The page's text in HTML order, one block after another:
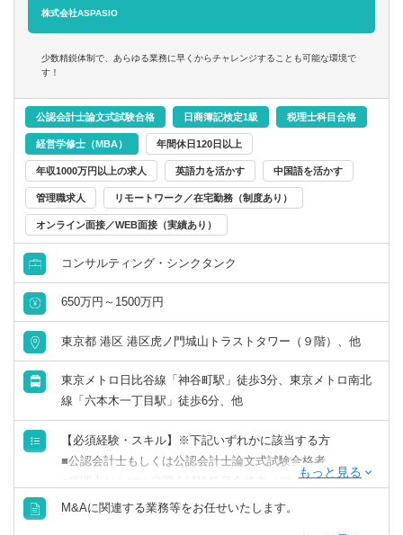
・M＆Aにおける買収後統合（PMI）支援業務
・事業再生支援業務（金融機関調整・事業計画策定・支援
大まかに3つに分けられた業務を幅広くご担当頂きます。
勤務地はご希望に応じて対応いたします（希望が無い限り
原則転勤はございません）
試験勉強中の方は働く時間や業務量を調整いたしますの
で、遠慮なくお申し付けください！
株式会社ASPASIO
少数精鋭体制で、あらゆる業務に早くからチャレンジすることも可能な環境で
す！
公認会計士論文式試験合格 日商簿記検定1級 税理士科目合格
経営学修士（MBA） 年間休日120日以上
年収1000万円以上の求人 英語力を活かす 中国語を活かす
管理職求人 リモートワーク／在宅勤務（制度あり）
オンライン面接／WEB面接（実績あり）
コンサルティング・シンクタンク
650万円～1500万円
東京都 港区 港区虎ノ門城山トラストタワー（９階）、他
東京メトロ日比谷線「神谷町駅」徒歩3分、東京メトロ南北
線「六本木一丁目駅」徒歩6分、他
【必須経験・スキル】※下記いずれかに該当する方
■公認会計士もしくは公認会計士論文式試験合格者
■税理士ならびに税理士試験科目合格者（但し簿記論及び法
人税法の取得は必須）
M&Aに関連する業務等をお任せいたします。